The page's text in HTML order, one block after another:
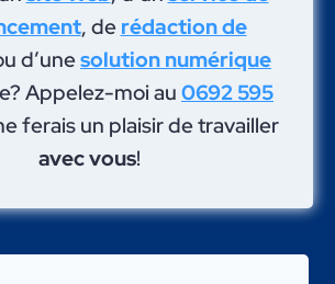
, de rédaction de
d’unesolution numérique
Appelez-moi au 0692 595
ferais un plaisir de travailler
avec vous!